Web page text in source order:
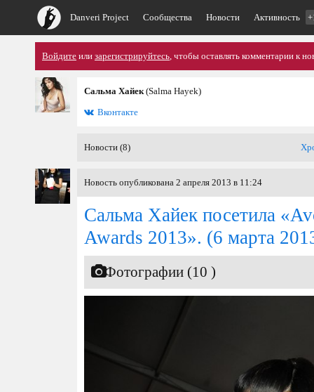
Danveri Project Сообщества Новости Активность
Войдите или зарегистрируйтесь, чтобы оставлять комментарии к
Сальма Хайек(Salma Hayek)
Вконтакте
Новости (8)
Новость опубликована 2 апреля 2013 в 11:24
Сальма Хайек посетила
Awards 2013». (6 марта
Фотографии (10 )